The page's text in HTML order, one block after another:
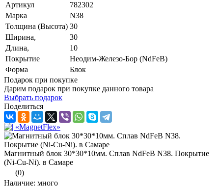
Артикул
782302
Марка
N38
Толщина (Высота) 30
Ширина,
30
Длина,
10
Покрытие
Неодим-Железо-Бор (NdFeB)
Форма
Блок
Подарок при покупке
Дарим подарок при покупке данного товара
Выбрать подарок
Поделиться
Магнитный блок 30*30*10мм. Сплав NdFeB N38. Покрытие
(Ni-Cu-Ni). в Самаре
(0)
Наличие: много